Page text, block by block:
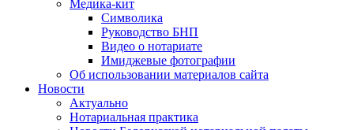
Медика-кит
Символика
Руководство БНП
Видео о нотариате
Имиджевые фотографии
Об использовании материалов сайта
Новости
Актуально
Нотариальная практика